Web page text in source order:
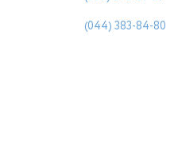
(044) 383-84-80